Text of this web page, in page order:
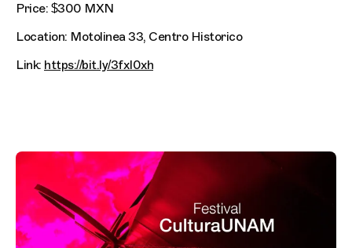
Price: $300 MXN
Location: Motolinea 33, Centro Historico
Link: https://bit.ly/3fxI0xh